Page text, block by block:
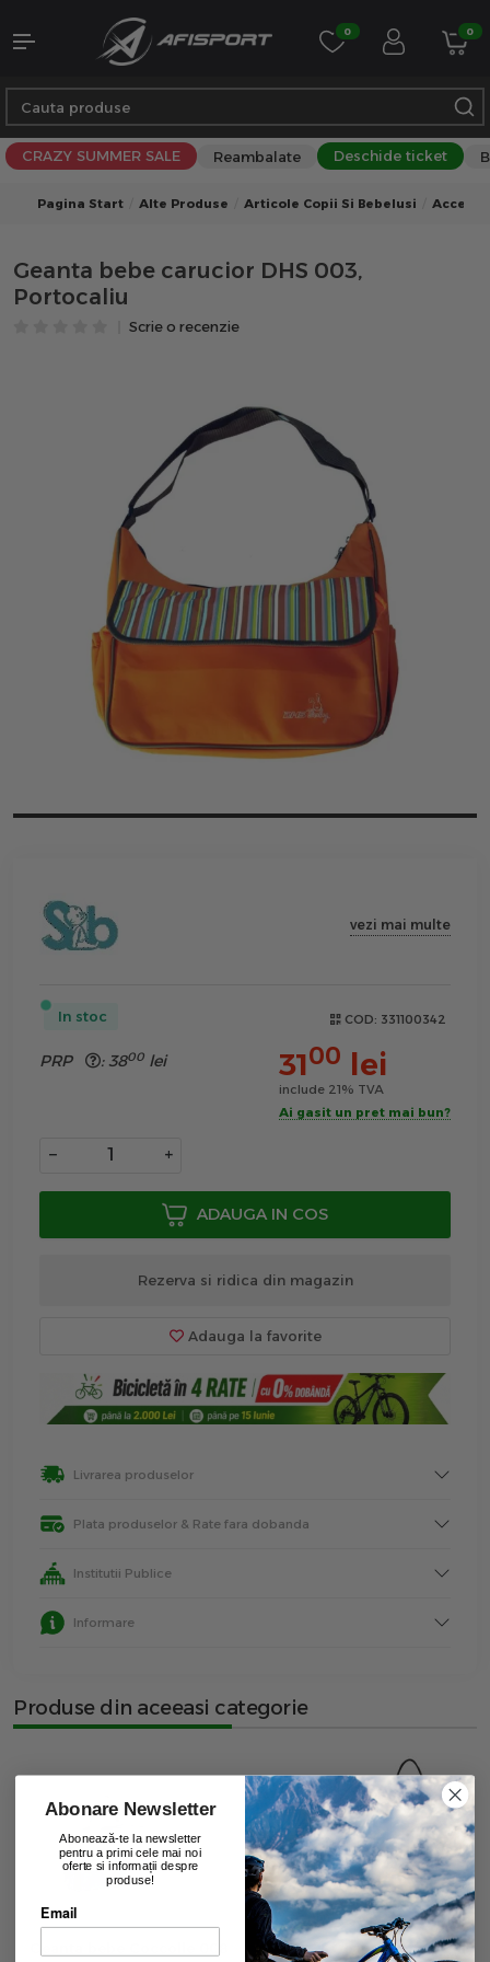
0 0
CRAZY SUMMER SALE Reambalate Deschide ticket
Pagina Start Alte Produse Articole Copii Si Bebelusi
Geanta bebe carucior DHS 003,
Portocaliu
Scrie o recenzie
vezi mai multe
In stoc COD: 331100342
PRP : 3800 lei 3100 lei
include 21% TVA
Ai gasit un pret mai bun?
− +
ADAUGA IN COS
Rezerva si ridica din magazin
Adauga la favorite
Livrarea produselor
Plata produselor & Rate fara dobanda
Institutii Publice
Informare
Produse din aceeasi categorie
Geanta bebe QPlay
Abonare Newsletter
Abonează-te la newsletter
pentru a primi cele mai noi
oferte si informații despre
produse!
Email